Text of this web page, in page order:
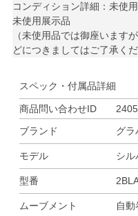
コンディション詳細：未使
未使用展示品
（未使用品では御座います
どにつきましてはご了承くだ
スペック・付属品詳細
商品問い合わせID
ブランド
グラ
モデル シル
型番
ムーブメント 自動